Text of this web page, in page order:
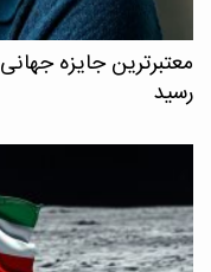
معتبرترین جایزه
رسید